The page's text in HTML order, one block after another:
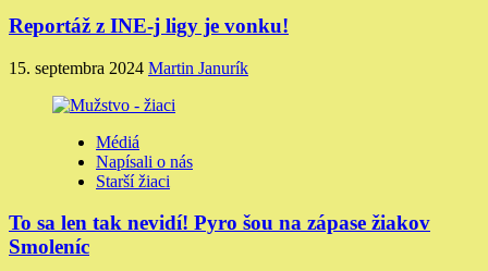
Reportáž z INE-j ligy je vonku!
15. septembra 2024 Martin Janurík
Médiá
Napísali o nás
Starší žiaci
To sa len tak nevidí! Pyro šou na zápase žiakov
Smoleníc